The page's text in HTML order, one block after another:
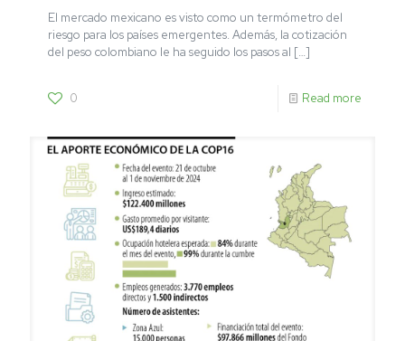
El mercado mexicano es visto como un termómetro del
riesgo para los países emergentes. Además, la cotización
del peso colombiano le ha seguido los pasos al […]
0 Read more